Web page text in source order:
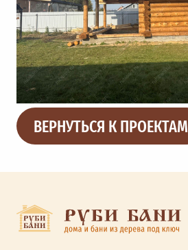
ВЕРНУТЬСЯ К ПРОЕКТАМ